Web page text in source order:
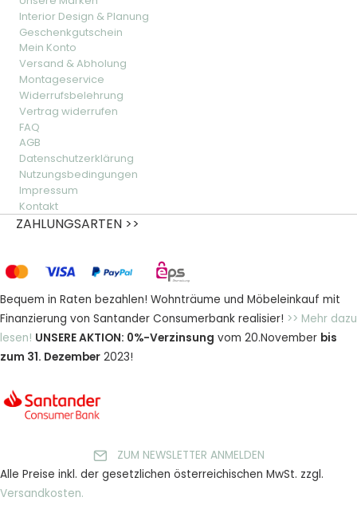
Interior Design & Planung
Geschenkgutschein
Mein Konto
Versand & Abholung
Montageservice
Widerrufsbelehrung
Vertrag widerrufen
FAQ
AGB
Datenschutzerklärung
Nutzungsbedingungen
Impressum
Kontakt
ZAHLUNGSARTEN >>
Bequem in Raten bezahlen! Wohnträume und Möbeleinkauf mit
Finanzierung von Santander Consumerbank realisier! >> Mehr dazu
lesen! UNSERE AKTION: 0%-Verzinsung vom 20.November bis
zum 31. Dezember 2023!
ZUM NEWSLETTER ANMELDEN
Alle Preise inkl. der gesetzlichen österreichischen MwSt. zzgl.
Versandkosten.